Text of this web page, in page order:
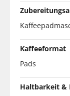
Kaffeeformat
Pads
Haltbarkeit &